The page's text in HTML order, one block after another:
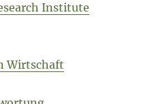
Institute
Wirtschaft